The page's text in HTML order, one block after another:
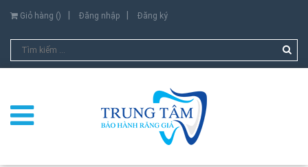
Giỏ hàng () Đăng nhập Đăng ký